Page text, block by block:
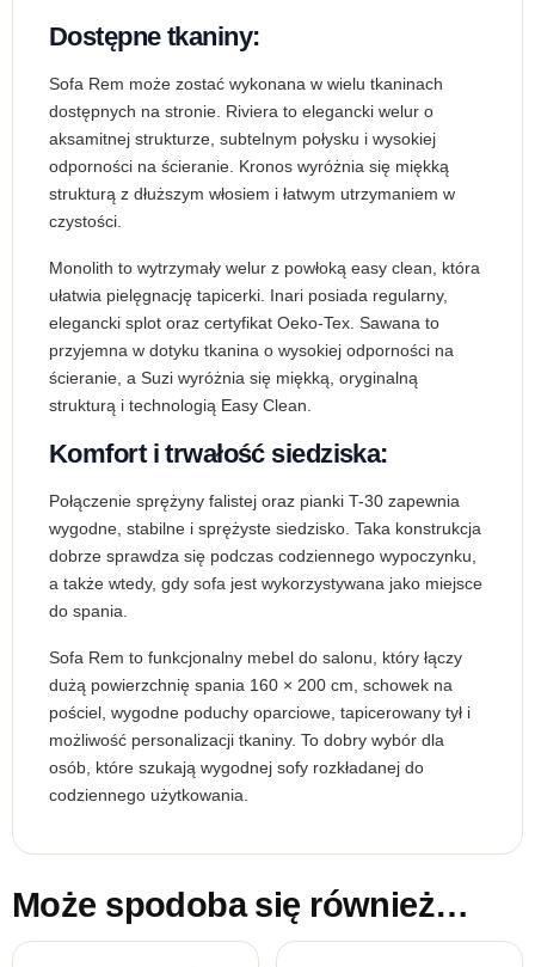
Dostępne tkaniny:
Sofa Rem może zostać wykonana w wielu tkaninach
dostępnych na stronie. Riviera to elegancki welur o
aksamitnej strukturze, subtelnym połysku i wysokiej
odporności na ścieranie. Kronos wyróżnia się miękką
strukturą z dłuższym włosiem i łatwym utrzymaniem w
czystości.
Monolith to wytrzymały welur z powłoką easy clean, która
ułatwia pielęgnację tapicerki. Inari posiada regularny,
elegancki splot oraz certyfikat Oeko-Tex. Sawana to
przyjemna w dotyku tkanina o wysokiej odporności na
ścieranie, a Suzi wyróżnia się miękką, oryginalną
strukturą i technologią Easy Clean.
Komfort i trwałość siedziska:
Połączenie sprężyny falistej oraz pianki T-30 zapewnia
wygodne, stabilne i sprężyste siedzisko. Taka konstrukcja
dobrze sprawdza się podczas codziennego wypoczynku,
a także wtedy, gdy sofa jest wykorzystywana jako miejsce
do spania.
Sofa Rem to funkcjonalny mebel do salonu, który łączy
dużą powierzchnię spania 160 × 200 cm, schowek na
pościel, wygodne poduchy oparciowe, tapicerowany tył i
możliwość personalizacji tkaniny. To dobry wybór dla
osób, które szukają wygodnej sofy rozkładanej do
codziennego użytkowania.
Może spodoba się również…